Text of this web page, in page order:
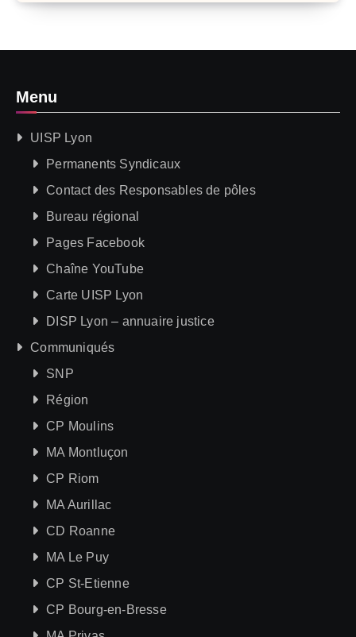
Menu
UISP Lyon
Permanents Syndicaux
Contact des Responsables de pôles
Bureau régional
Pages Facebook
Chaîne YouTube
Carte UISP Lyon
DISP Lyon – annuaire justice
Communiqués
SNP
Région
CP Moulins
MA Montluçon
CP Riom
MA Aurillac
CD Roanne
MA Le Puy
CP St-Etienne
CP Bourg-en-Bresse